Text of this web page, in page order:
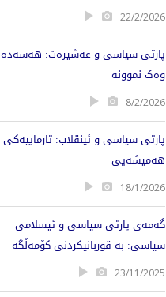
22/2/2026
پارتی سیاسی و عەشیرەت: هەسەدە
وەک نموونە
8/2/2026
پارتی سیاسی و ئینقلاب: تارماییەکی
هەمیشەیی
18/1/2026
گەمەی پارتی سیاسی و ئیسلامی
سیاسی: بە قوربانیکردنی کۆمەڵگە
23/11/2025